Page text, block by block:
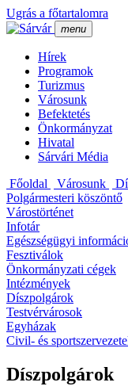
Ugrás a főtartalomra
menu
Hí­rek
Programok
Turizmus
Városunk
Befektetés
Önkormányzat
Hivatal
Sárvári Média
Főoldal
Városunk
Polgármesteri köszöntő
Várostörténet
Infotár
Egészségügyi
Fesztiválok
Önkormányzati cégek
Intézmények
Dí­szpolgárok
Testvérvárosok
Egyházak
Civil- és
Díszpolgárok